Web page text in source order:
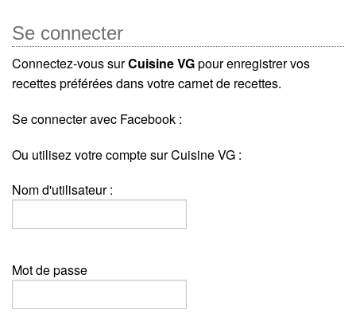
Se connecter
Connectez-vous surCuisine VGpour enregistrer vos
recettes préférées dans votre carnet de recettes.
Se connecter avec Facebook :
Ou utilisez votre compte sur Cuisine VG :
Nom d'utilisateur :
Mot de passe